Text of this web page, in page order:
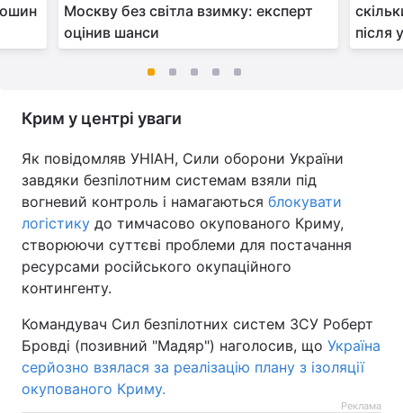
Москву без світла взимку: експерт
оцінив шанси
після
Крим у центрі уваги
Як повідомляв УНІАН, Сили оборони України
завдяки безпілотним системам взяли під
вогневий контроль і намагаються блокувати
логістику до тимчасово окупованого Криму,
створюючи суттєві проблеми для постачання
ресурсами російського окупаційного
контингенту.
Командувач Сил безпілотних систем ЗСУ Роберт
Бровді (позивний "Мадяр") наголосив, що Україна
серйозно взялася за реалізацію плану з ізоляції
окупованого Криму.
Реклама